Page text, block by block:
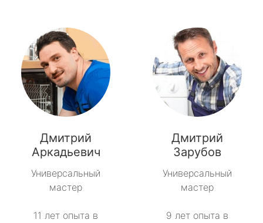
Дмитрий
Аркадьевич
Универсальный
мастер
11 лет опыта в
Дмитрий
Зарубов
Универсальный
мастер
9 лет опыта в